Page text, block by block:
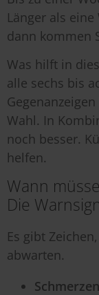
Länger als
dann kommen
Was hilft in
alle sechs bis
Wahl. In
noch besser.
helfen.
Wann
Die
Es gibt
abwarten.